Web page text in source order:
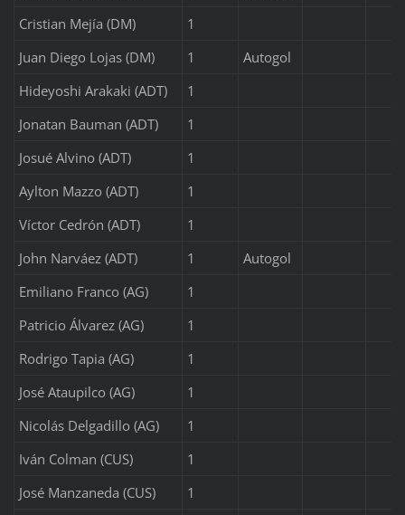
Cristian Mejía (DM)
1
Juan Diego Lojas (DM)
1
Autogol
Hideyoshi Arakaki (ADT)
1
Jonatan Bauman (ADT)
1
Josué Alvino (ADT)
1
Aylton Mazzo (ADT)
1
Víctor Cedrón (ADT)
1
John Narváez (ADT)
1
Autogol
Emiliano Franco (AG)
1
Patricio Álvarez (AG)
1
Rodrigo Tapia (AG)
1
José Ataupilco (AG)
1
Nicolás Delgadillo (AG)
1
Iván Colman (CUS)
1
José Manzaneda (CUS)
1